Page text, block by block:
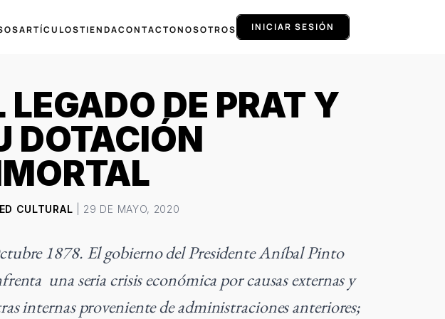
ARTÍCULOSTIENDACONTACTONOSOTROS INICIAR SESIÓN
LEGADO DE PRAT Y
DOTACIÓN
CULTURAL | 29 DE MAYO, 2020
1878. El gobierno del Presidente Aníbal Pinto
una seria crisis económica por causas externas y
internas proveniente de administraciones anteriores;